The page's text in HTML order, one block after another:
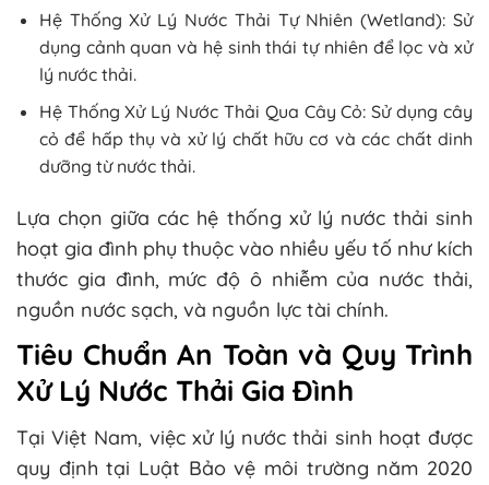
Hệ Thống Xử Lý Nước Thải Tự Nhiên (Wetland): Sử
dụng cảnh quan và hệ sinh thái tự nhiên để lọc và xử
lý nước thải.
Hệ Thống Xử Lý Nước Thải Qua Cây Cỏ: Sử dụng cây
cỏ để hấp thụ và xử lý chất hữu cơ và các chất dinh
dưỡng từ nước thải.
Lựa chọn giữa các hệ thống xử lý nước thải sinh
hoạt gia đình phụ thuộc vào nhiều yếu tố như kích
thước gia đình, mức độ ô nhiễm của nước thải,
nguồn nước sạch, và nguồn lực tài chính.
Tiêu Chuẩn An Toàn và Quy Trình
Xử Lý Nước Thải Gia Đình
Tại Việt Nam, việc xử lý nước thải sinh hoạt được
quy định tại Luật Bảo vệ môi trường năm 2020